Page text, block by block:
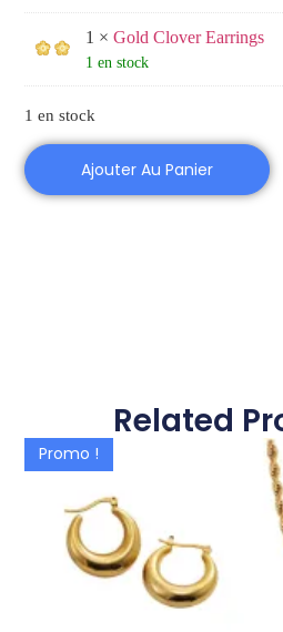
1 ×Gold Clover Earrings
1 en stock
1 en stock
Ajouter Au Panier
Related
Promo !